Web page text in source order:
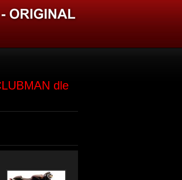
dle